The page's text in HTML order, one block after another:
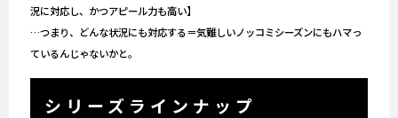
況に対応し、かつアピール力も高い】
…つまり、どんな状況にも対応する＝気難しいノッコミシーズンにもハマっ
ているんじゃないかと。
シリーズラインナップ